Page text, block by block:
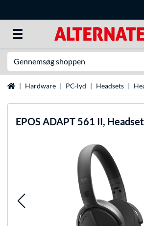
StartsideHardware PC-lyd Headsets
EPOS ADAPT 561 II, Headset